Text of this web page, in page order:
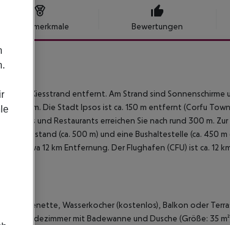
Hotelmerkmale Bewertungen
Kiesstrand entfernt. Am Strand sind Sonnenschirme
350 m. Die Stadt Ipsos ist ca. 150 m entfernt (Corfu Town
Bars und Restaurants erreichen Sie nach rund 300 m.
Taxistand (ca. 500 m) und eine Bushaltestelle (ca. 450
in etwa 12 km Entfernung. Der Flughafen (CFU) ist ca. 12
Kitchenette, Wasserkocher (kostenlos), Balkon oder
Badezimmer mit Badewanne und Dusche (Größe: 35